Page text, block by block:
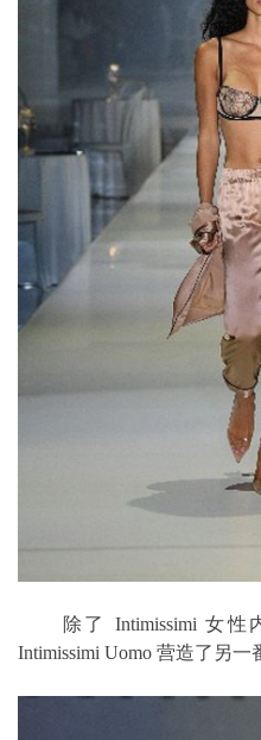
除了 Intimissimi 女性
Intimissimi Uomo 营造了另一